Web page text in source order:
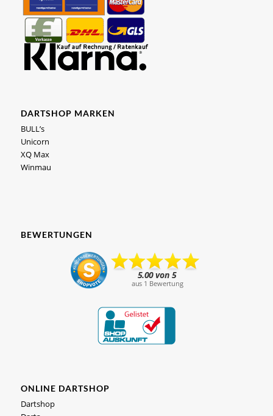
DARTSHOP MARKEN
BULL’s
Unicorn
XQ Max
Winmau
BEWERTUNGEN
ONLINE DARTSHOP
Dartshop